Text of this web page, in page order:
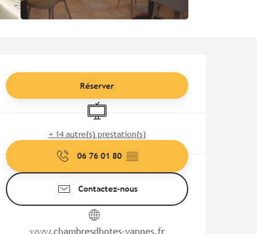
Ouverture et coordonnées
Réserver
Télévision
+ 14 autre(s) prestation(s)
06 76 01 80 ▒▒
Contactez-nous
www.chambresdhotes-vannes.fr